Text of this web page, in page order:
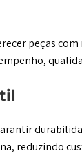
peças
reduzindo